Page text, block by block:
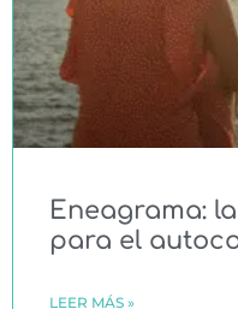
Eneagrama:
para el
LEER MÁS »